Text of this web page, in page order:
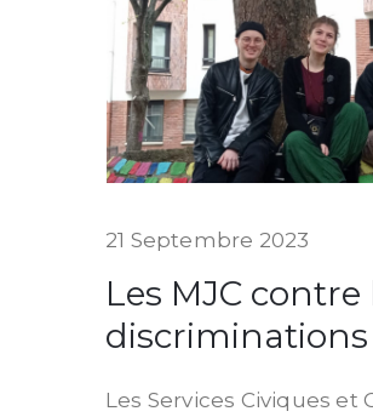
21 Septembre 2023
Les MJC contre
discriminations
Les Services Civiques et